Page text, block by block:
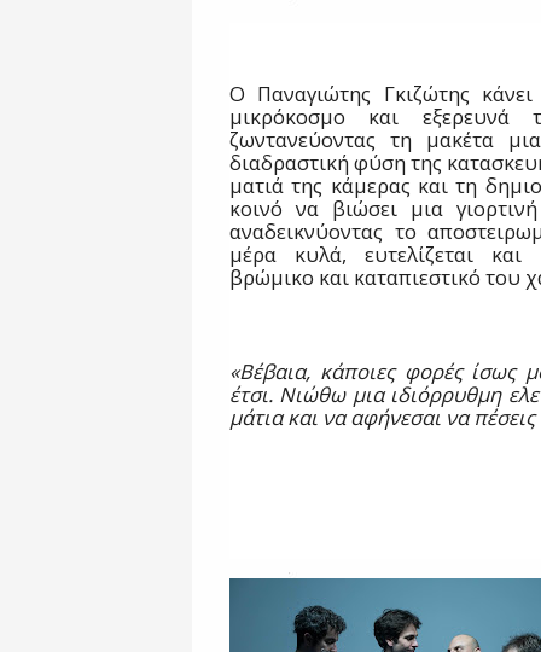
Ο Παναγιώτης Γκιζώτης
μικρόκοσμο και
ζωντανεύοντας τη μακέτα
διαδραστική φύση της
ματιά της κάμερας και τη
κοινό να βιώσει μια
αναδεικνύοντας το
μέρα κυλά, ευτελίζεται και
βρώμικο και καταπιεστικό του
«Βέβαια, κάποιες φορές ίσως
έτσι. Νιώθω μια ιδιόρρυθμη
μάτια και να αφήνεσαι να